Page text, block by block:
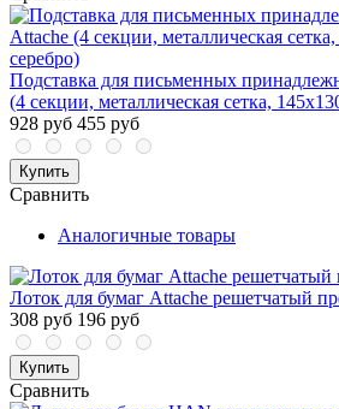
Подставка для письменных
(4 секции, металлическая сетка,
928 руб 455 руб
Купить
Сравнить
Аналогичные товары
Лоток для бумаг Attache решетчатый
308 руб 196 руб
Купить
Сравнить